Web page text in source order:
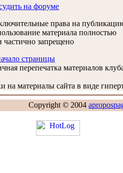
на форуме
права на
материала полностью
частично запрещено
страницы
перепечатка материалов
на материалы сайта в виде
Copyright © 2004